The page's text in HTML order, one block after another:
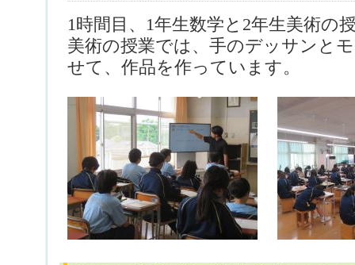
1時間目、1年生数学と2年生美術の
美術の授業では、手のデッサンと
せて、作品を作っています。